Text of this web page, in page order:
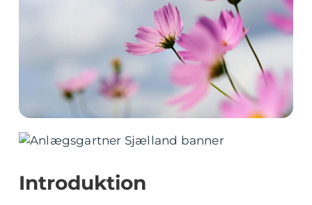
Introduktion